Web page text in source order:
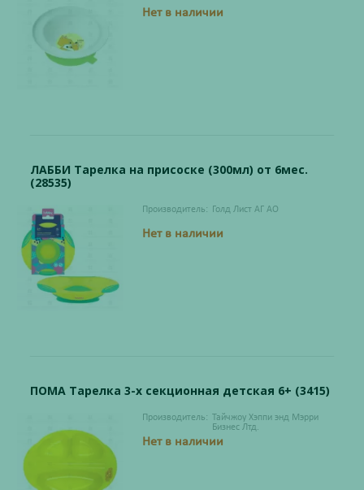
Нет в наличии
ЛАББИ Тарелка на присоске (300мл) от 6мес.
(28535)
Производитель: Голд Лист АГ АО
Нет в наличии
ПОМА Тарелка 3-х секционная детская 6+ (3415)
Производитель: Тайчжоу Хэппи энд Мэрри
Бизнес Лтд.
Нет в наличии